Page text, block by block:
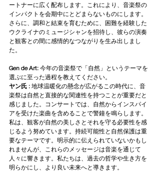
ートナーに広く配布します。これにより、音楽祭の
インパクトを会期中にとどまらないものにします。
さらに、調和と結束を育むために、困難を経験した
ウクライナのミュージシャンを招待し、彼らの演奏
と観客との間に感情的なつながりを生み出しまし
た。
Gen de Art: 今年の音楽祭で「自然」というテーマを
選ぶに至った過程を教えてください。
ヤン氏 : 地球温暖化の懸念が広がるこの時代に、音
楽祭は自然と直接的な関連性を持つことが重要だと
感じました。コンサートでは、自然からインスパイ
アを受けた楽曲を含めることで警鐘を鳴らします。
私は、観客が自然の美しさとそれを守る必要性を感
じるよう努めています。持続可能性と自然保護は重
要なテーマです。明示的に伝えられていないかもし
れませんが、これらのメッセージは音楽を通じて
人々に響きます。私たちは、過去の哲学や生き方を
明らかにし、より良い未来へと導きます。